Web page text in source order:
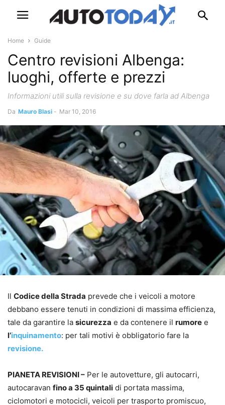
Home Guide
Centro revisioni Albenga:
luoghi, offerte e prezzi
Informazioni utili sulla revisione e su dove farla ad Albenga
Da Mauro Blasi - Mar 10, 2016
Il Codice della Strada prevede che i veicoli a motore
debbano essere tenuti in condizioni di massima efficienza,
tale da garantire la sicurezza e da contenere il rumore e
l’inquinamento: per tali motivi è obbligatorio fare la
revisione.
PIANETA REVISIONI – Per le autovetture, gli autocarri,
autocaravan fino a 35 quintali di portata massima,
ciclomotori e motocicli, veicoli per trasporto promiscuo,